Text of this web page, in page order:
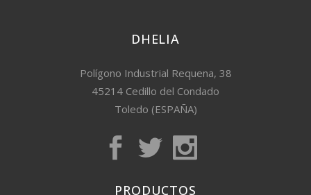
DHELIA
Polígono Industrial Requena, 38
45214 Cedillo del Condado
Toledo (ESPAÑA)
PRODUCTOS